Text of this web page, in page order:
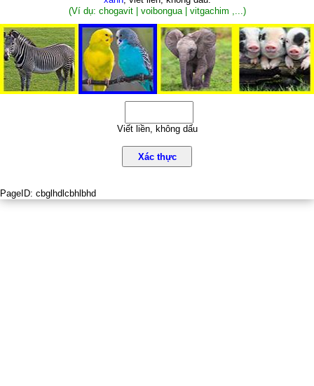
(Ví dụ: chogavit | voibongua | vitgachim ,...)
Viết liền, không dấu
Xác thực
PageID: cbglhdlcbhlbhd